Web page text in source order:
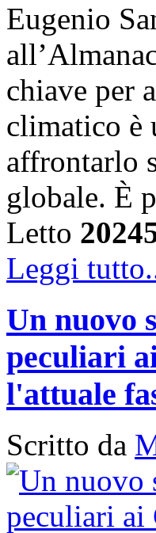
Eugenio
chiave per
climatico è
affrontarlo
globale. È
Letto
Leggi
Un nuovo
peculiari
l'attuale
Scritto da